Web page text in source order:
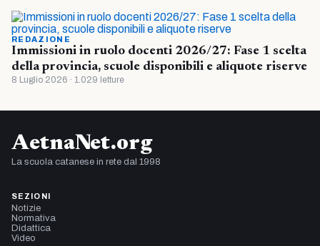
REDAZIONE
Immissioni in ruolo docenti 2026/27: Fase 1 scelta
della provincia, scuole disponibili e aliquote riserve
8 Luglio 2026 · 1.029 letture
AetnaNet.org
La scuola catanese in rete dal 1998
SEZIONI
Notizie
Normativa
Didattica
Video